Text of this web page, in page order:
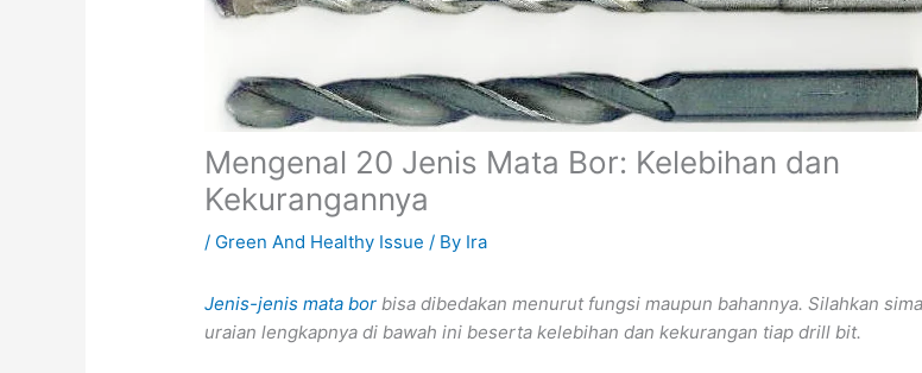
Mengenal 20 Jenis Mata Bor: Kelebihan dan
Kekurangannya
/ Green And Healthy Issue / By Ira
Jenis-jenis mata bor bisa dibedakan menurut fungsi maupun bahannya. Silahkan
uraian lengkapnya di bawah ini beserta kelebihan dan kekurangan tiap drill bit.